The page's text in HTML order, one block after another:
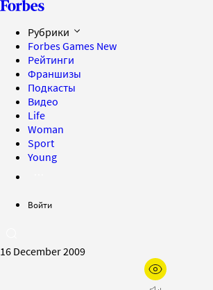
Рубрики
Forbes Games New
Рейтинги
Франшизы
Подкасты
Видео
Life
Woman
Sport
Young
Войти
16 December 2009